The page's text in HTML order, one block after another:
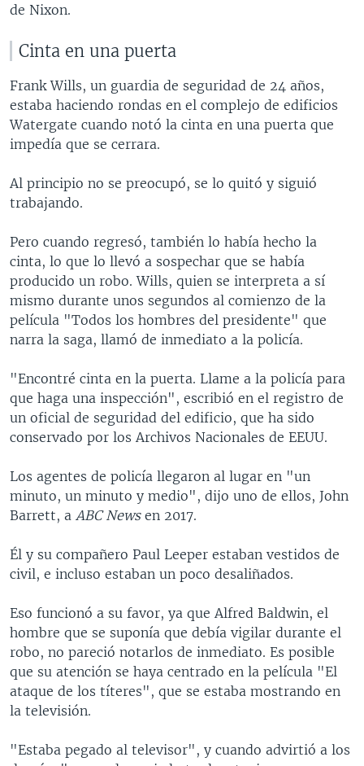
de Nixon.
Cinta en una puerta
Frank Wills, un guardia de seguridad de 24 años,
estaba haciendo rondas en el complejo de edificios
Watergate cuando notó la cinta en una puerta que
impedía que se cerrara.
Al principio no se preocupó, se lo quitó y siguió
trabajando.
Pero cuando regresó, también lo había hecho la
cinta, lo que lo llevó a sospechar que se había
producido un robo. Wills, quien se interpreta a sí
mismo durante unos segundos al comienzo de la
película "Todos los hombres del presidente" que
narra la saga, llamó de inmediato a la policía.
"Encontré cinta en la puerta. Llame a la policía para
que haga una inspección", escribió en el registro de
un oficial de seguridad del edificio, que ha sido
conservado por los Archivos Nacionales de EEUU.
Los agentes de policía llegaron al lugar en "un
minuto, un minuto y medio", dijo uno de ellos, John
Barrett, a ABC Newsen 2017.
Él y su compañero Paul Leeper estaban vestidos de
civil, e incluso estaban un poco desaliñados.
Eso funcionó a su favor, ya que Alfred Baldwin, el
hombre que se suponía que debía vigilar durante el
robo, no pareció notarlos de inmediato. Es posible
que su atención se haya centrado en la película "El
ataque de los títeres", que se estaba mostrando en
la televisión.
"Estaba pegado al televisor", y cuando advirtió a los